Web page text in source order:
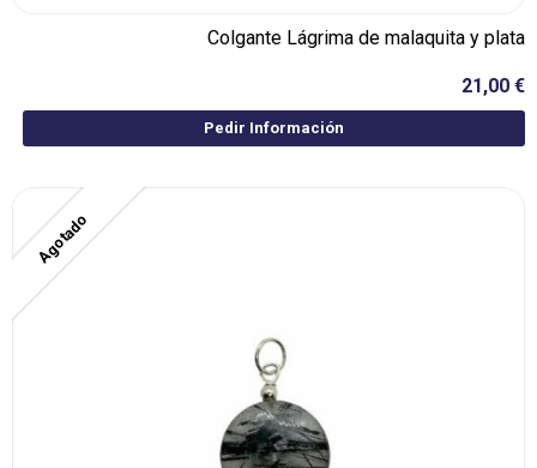
Colgante Lágrima de malaquita y plata
21,00 €
Pedir Información
Agotado